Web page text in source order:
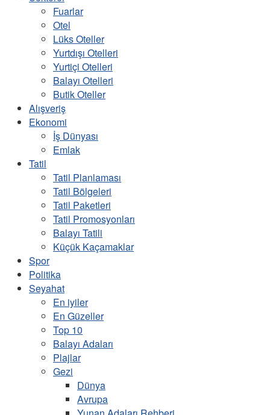
Fuarlar
Otel
Lüks Oteller
Yurtdışı Otelleri
Yurtiçi Otelleri
Balayı Otelleri
Butik Oteller
Alışveriş
Ekonomi
İş Dünyası
Emlak
Tatil
Tatil Planlaması
Tatil Bölgeleri
Tatil Paketleri
Tatil Promosyonları
Balayı Tatili
Küçük Kaçamaklar
Spor
Politika
Seyahat
En iyiler
En Güzeller
Top 10
Balayı Adaları
Plajlar
Gezi
Dünya
Avrupa